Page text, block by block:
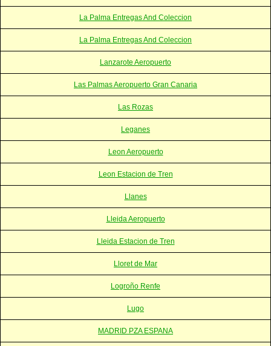
La Palma Entregas And Coleccion
La Palma Entregas And Coleccion
Lanzarote Aeropuerto
Las Palmas Aeropuerto Gran Canaria
Las Rozas
Leganes
Leon Aeropuerto
Leon Estacion de Tren
Llanes
Lleida Aeropuerto
Lleida Estacion de Tren
Lloret de Mar
Logroño Renfe
Lugo
MADRID PZA ESPANA